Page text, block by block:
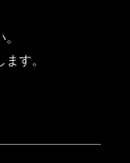
す。